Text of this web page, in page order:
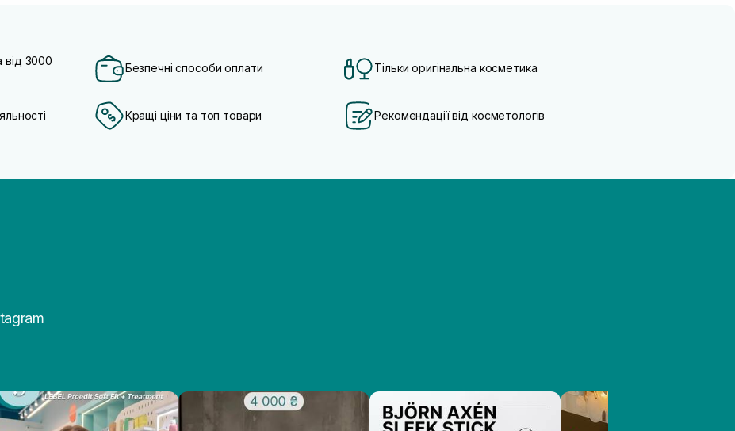
від 3000
Безпечні способи оплати Тільки оригінальна косметика
Кращі ціни та топ товари Рекомендації від косметологів